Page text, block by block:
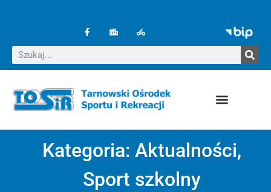
Kategoria: Aktualności,
Sport szkolny